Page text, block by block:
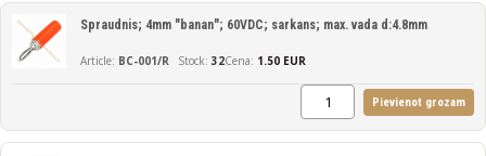
BC-001/R
Spraudnis; 4mm "banan"; 60VDC; sarkans; max. vada d:4.8mm
32Cena: 1.50 EUR
Pievienot grozam